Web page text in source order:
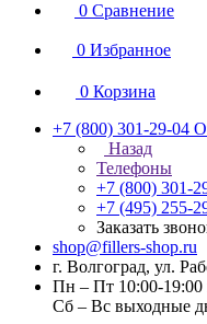
0 Сравнение
0 Избранное
0 Корзина
+7 (800) 301-29-04
Назад
Телефоны
+7 (800) 301-
+7 (495) 255-
Заказать
shop@fillers-shop.ru
г. Волгоград, ул.
Пн – Пт 10:00-
Сб – Вс выходные